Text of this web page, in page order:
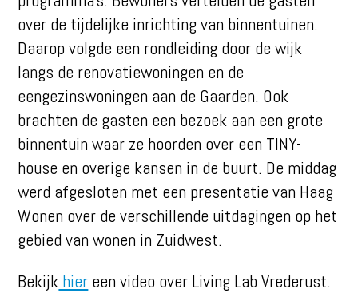
over de tijdelijke inrichting van binnentuinen.
Daarop volgde een rondleiding door de wijk
langs de renovatiewoningen en de
eengezinswoningen aan de Gaarden. Ook
brachten de gasten een bezoek aan een grote
binnentuin waar ze hoorden over een TINY-
house en overige kansen in de buurt. De middag
werd afgesloten met een presentatie van Haag
Wonen over de verschillende uitdagingen op het
gebied van wonen in Zuidwest.
Bekijk hier een video over Living Lab Vrederust.